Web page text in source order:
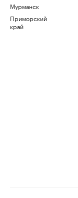
Мурманск
Приморский
край